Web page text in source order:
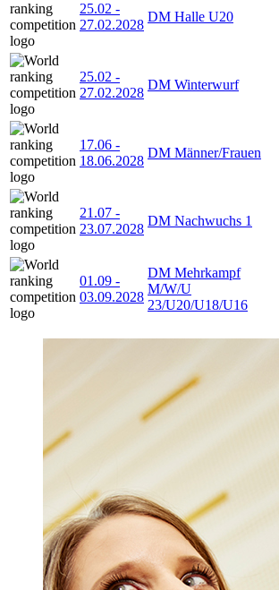
25.02 -
27.02.2028
DM Halle U20
25.02 -
27.02.2028
DM Winterwurf
17.06 -
18.06.2028
DM Männer/Frauen
21.07 -
23.07.2028
DM Nachwuchs 1
01.09 -
03.09.2028
DM Mehrkampf
M/W/U
23/U20/U18/U16